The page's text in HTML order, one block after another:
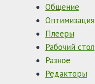
Общение
Оптимизация
Плееры
Рабочий стол
Разное
Редакторы